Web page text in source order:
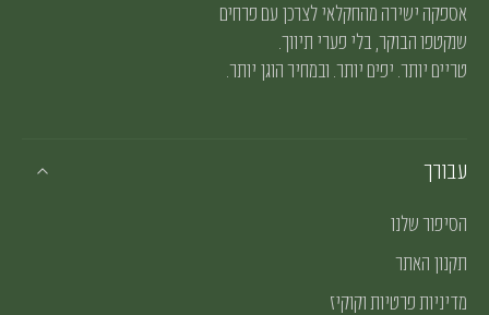
אספקה ישירה מהחקלאי לצרכן עם פרחים
שנקטפו הבוקר, בלי פערי תיווך.
טריים יותר. יפים יותר. ובמחיר הוגן יותר.
עבורך
הסיפור שלנו
תקנון האתר
מדיניות פרטיות וקוקיז